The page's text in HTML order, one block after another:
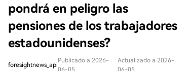
pondrá en peligro las
pensiones de los trabajadores
estadounidenses?
foresightnews_api
Publicado a 2026-
06-05
Actualizado a 2026-
06-05